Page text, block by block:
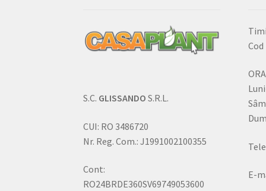
S.C. GLISSANDO S.R.L.
CUI: RO 3486720
Nr. Reg. Com.: J1991002100355
Cont:
RO24BRDE360SV69749053600
E-